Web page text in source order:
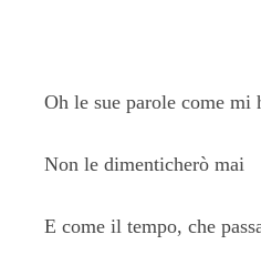
Oh le sue parole come mi
Non le dimenticherò mai
E come il tempo, che